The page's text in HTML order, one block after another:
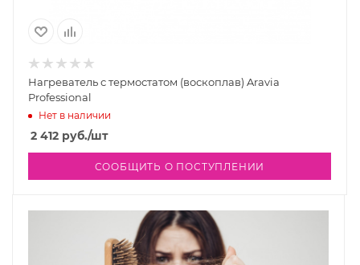
Нагреватель с термостатом (воскоплав) Aravia
Professional
Нет в наличии
2 412 руб./шт
СООБЩИТЬ О ПОСТУПЛЕНИИ